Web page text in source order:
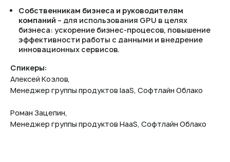
Собственникам бизнеса и руководителям
компаний – для использования GPU в целях
бизнеса: ускорение бизнес-процесов, повышение
эффективности работы с данными и внедрение
инновационных сервисов.
Спикеры:
Алексей Козлов,
Менеджер группы продуктов IaaS, Софтлайн Облако
Роман Зацепин,
Менеджер группы продуктов HaaS, Софтлайн Облако